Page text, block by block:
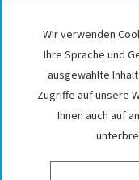
Wir verwenden
Ihre Sprache und
ausgewählte
Zugriffe auf unsere
Ihnen auch auf
kontakt@emslaender.de
www.emslaender.de
Datenschutz